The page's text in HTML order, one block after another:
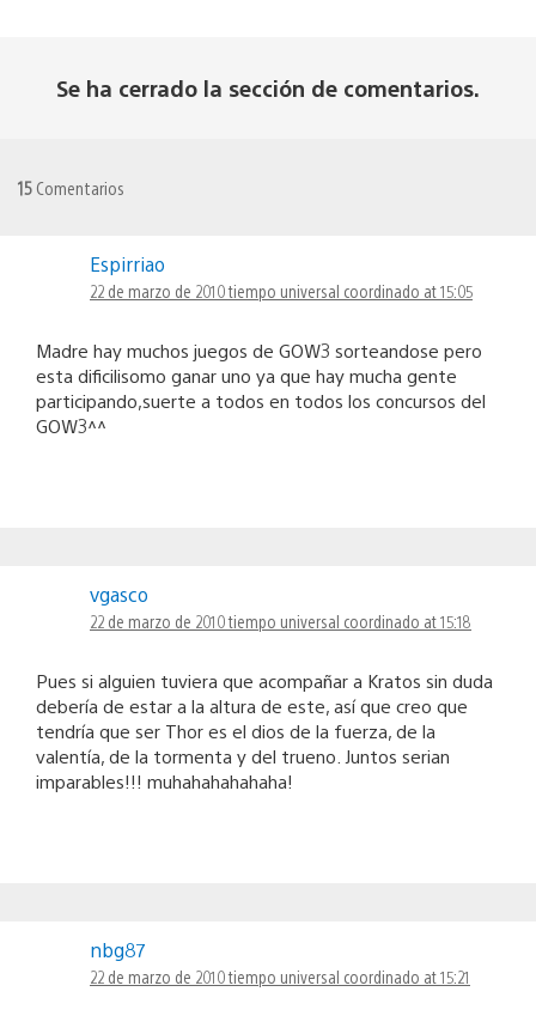
Se ha cerrado la sección de comentarios.
15 Comentarios
Espirriao
22 de marzo de 2010 tiempo universal coordinado at 15:05
Madre hay muchos juegos de GOW3 sorteandose pero
esta dificilisomo ganar uno ya que hay mucha gente
participando,suerte a todos en todos los concursos del
GOW3^^
vgasco
22 de marzo de 2010 tiempo universal coordinado at 15:18
Pues si alguien tuviera que acompañar a Kratos sin duda
debería de estar a la altura de este, así que creo que
tendría que ser Thor es el dios de la fuerza, de la
valentía, de la tormenta y del trueno. Juntos serian
imparables!!! muhahahahahaha!
nbg87
22 de marzo de 2010 tiempo universal coordinado at 15:21